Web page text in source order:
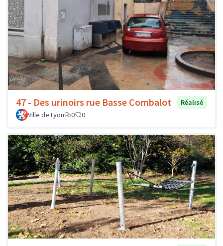
47 - Des urinoirs rue Basse Combalot
Réalisé
Ville de Lyon
0 0